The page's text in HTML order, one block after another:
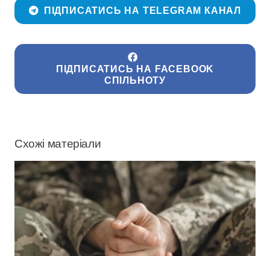
ПІДПИСАТИСЬ НА TELEGRAM КАНАЛ
ПІДПИСАТИСЬ НА FACEBOOK
СПІЛЬНОТУ
Схожі матеріали